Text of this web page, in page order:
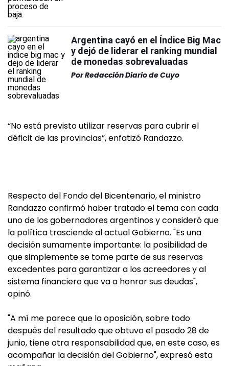
Argentina cayó en el Índice Big Mac
y dejó de liderar el ranking mundial
de monedas sobrevaluadas
PorRedacción Diario de Cuyo
“No está previsto utilizar reservas para cubrir el
déficit de las provincias”, enfatizó Randazzo.
Respecto del Fondo del Bicentenario, el ministro
Randazzo confirmó haber tratado el tema con cada
uno de los gobernadores argentinos y consideró que
la política trasciende al actual Gobierno. "Es una
decisión sumamente importante: la posibilidad de
que simplemente se tome parte de sus reservas
excedentes para garantizar a los acreedores y al
sistema financiero que va a honrar sus deudas",
opinó.
"A mí me parece que la oposición, sobre todo
después del resultado que obtuvo el pasado 28 de
junio, tiene otra responsabilidad que, en este caso, es
acompañar la decisión del Gobierno", expresó esta